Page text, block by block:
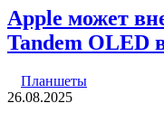
Apple может
Tandem OLED
Планшеты
26.08.2025